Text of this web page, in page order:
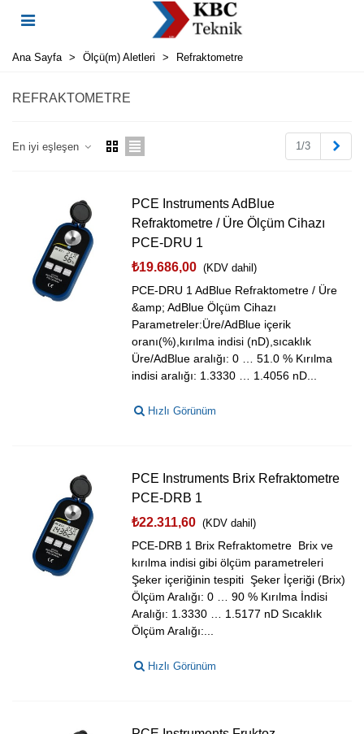
Ana Sayfa > Ölçü(m) Aletleri > Refraktometre
REFRAKTOMETRE
En iyi eşleşen 1/3
PCE Instruments AdBlue
Refraktometre / Üre Ölçüm Cihazı
PCE-DRU 1
₺19.686,00 (KDV dahil)
PCE-DRU 1 AdBlue Refraktometre / Üre
&amp; AdBlue Ölçüm Cihazı
Parametreler:Üre/AdBlue içerik
oranı(%),kırılma indisi (nD),sıcaklık
Üre/AdBlue aralığı: 0 … 51.0 % Kırılma
indisi aralığı: 1.3330 … 1.4056 nD...
Hızlı Görünüm
PCE Instruments Brix Refraktometre
PCE-DRB 1
₺22.311,60 (KDV dahil)
PCE-DRB 1 Brix Refraktometre Brix ve
kırılma indisi gibi ölçüm parametreleri
Şeker içeriğinin tespiti Şeker İçeriği (Brix)
Ölçüm Aralığı: 0 … 90 % Kırılma İndisi
Aralığı: 1.3330 … 1.5177 nD Sıcaklık
Ölçüm Aralığı:...
Hızlı Görünüm